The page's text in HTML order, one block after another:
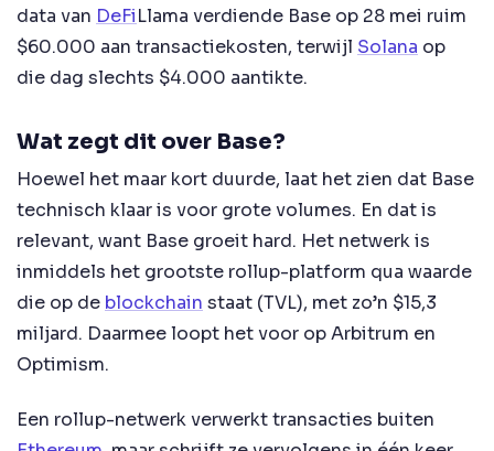
data van DeFiLlama verdiende Base op 28 mei ruim
$60.000 aan transactiekosten, terwijl Solana op
die dag slechts $4.000 aantikte.
Wat zegt dit over Base?
Hoewel het maar kort duurde, laat het zien dat Base
technisch klaar is voor grote volumes. En dat is
relevant, want Base groeit hard. Het netwerk is
inmiddels het grootste rollup-platform qua waarde
die op de blockchain staat (TVL), met zo’n $15,3
miljard. Daarmee loopt het voor op Arbitrum en
Optimism.
Een rollup-netwerk verwerkt transacties buiten